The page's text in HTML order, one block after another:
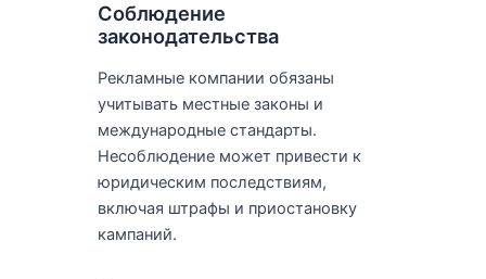
Соблюдение
законодательства
Рекламные компании обязаны
учитывать местные законы и
международные стандарты.
Несоблюдение может привести к
юридическим последствиям,
включая штрафы и приостановку
кампаний.